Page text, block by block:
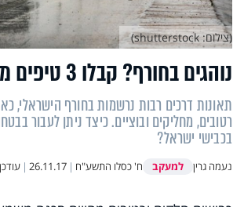
נוהגים בחורף? קבלו 3 טיפים מצילי חיים
תאונות דרכים רבות נרשמות בחורף הישראלי,
רטובים, מחליקים ובוציים. כיצד ניתן לעבור
בכבישי ישראל?
נעמה גרין למעקב ח' כסלו התשע"ח |
26.11.17
| עודכן
(צילום: shutterstock)